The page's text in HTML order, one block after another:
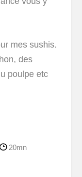
mes sushis.
des
poulpe etc
20mn